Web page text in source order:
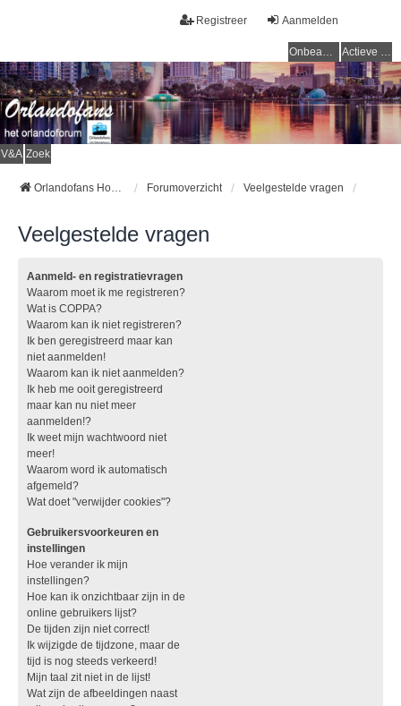
Aanmelden
Registreer
Onbeantwoorde onderwerpen Actieve onderwerpen
V&A Zoek
Orlandofans Homepage Forumoverzicht Veelgestelde vragen
Veelgestelde vragen
Aanmeld- en registratievragen
Waarom moet ik me registreren?
Wat is COPPA?
Waarom kan ik niet registreren?
Ik ben geregistreerd maar kan
niet aanmelden!
Waarom kan ik niet aanmelden?
Ik heb me ooit geregistreerd
maar kan nu niet meer
aanmelden!?
Ik weet mijn wachtwoord niet
meer!
Waarom word ik automatisch
afgemeld?
Wat doet "verwijder cookies"?
Gebruikersvoorkeuren en
instellingen
Hoe verander ik mijn
instellingen?
Hoe kan ik onzichtbaar zijn in de
online gebruikers lijst?
De tijden zijn niet correct!
Ik wijzigde de tijdzone, maar de
tijd is nog steeds verkeerd!
Mijn taal zit niet in de lijst!
Wat zijn de afbeeldingen naast